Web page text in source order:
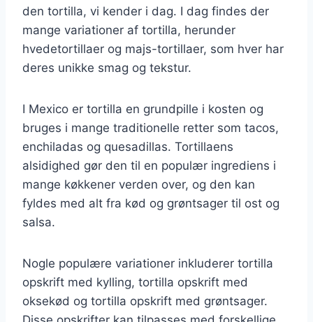
den tortilla, vi kender i dag. I dag findes der
mange variationer af tortilla, herunder
hvedetortillaer og majs-tortillaer, som hver har
deres unikke smag og tekstur.
I Mexico er tortilla en grundpille i kosten og
bruges i mange traditionelle retter som tacos,
enchiladas og quesadillas. Tortillaens
alsidighed gør den til en populær ingrediens i
mange køkkener verden over, og den kan
fyldes med alt fra kød og grøntsager til ost og
salsa.
Nogle populære variationer inkluderer tortilla
opskrift med kylling, tortilla opskrift med
oksekød og tortilla opskrift med grøntsager.